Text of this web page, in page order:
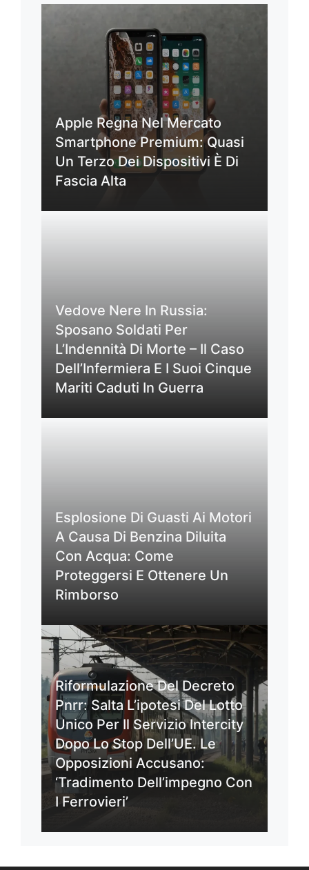
Apple Regna Nel Mercato
Smartphone Premium: Quasi
Un Terzo Dei Dispositivi È Di
Fascia Alta
Vedove Nere In Russia:
Sposano Soldati Per
L’Indennità Di Morte – Il Caso
Dell’Infermiera E I Suoi Cinque
Mariti Caduti In Guerra
Esplosione Di Guasti Ai Motori
A Causa Di Benzina Diluita
Con Acqua: Come
Proteggersi E Ottenere Un
Rimborso
Riformulazione Del Decreto
Pnrr: Salta L’ipotesi Del Lotto
Unico Per Il Servizio Intercity
Dopo Lo Stop Dell’UE. Le
Opposizioni Accusano:
‘Tradimento Dell’impegno Con
I Ferrovieri’